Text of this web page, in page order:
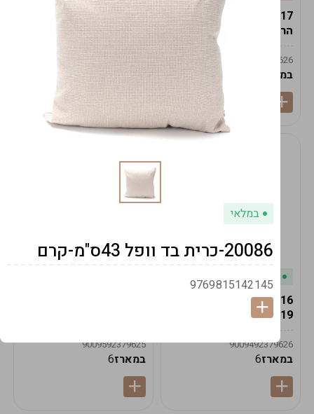
19617-2/17-אגרטל
הרמס 19ס"מ -לבן נקי
9009492379626
במארז
19617/6-אגרטל הרמס
19ס"מ -לבן מנוקד
9009492379626
במארז 6
19616-אגרטל הרמס
19ס"מ -קרם
9009492379626
במארז6
9009592379625
במארז6
במלאי
20086-כרית בד וופל 43ס"מ-קרם
9769815142145